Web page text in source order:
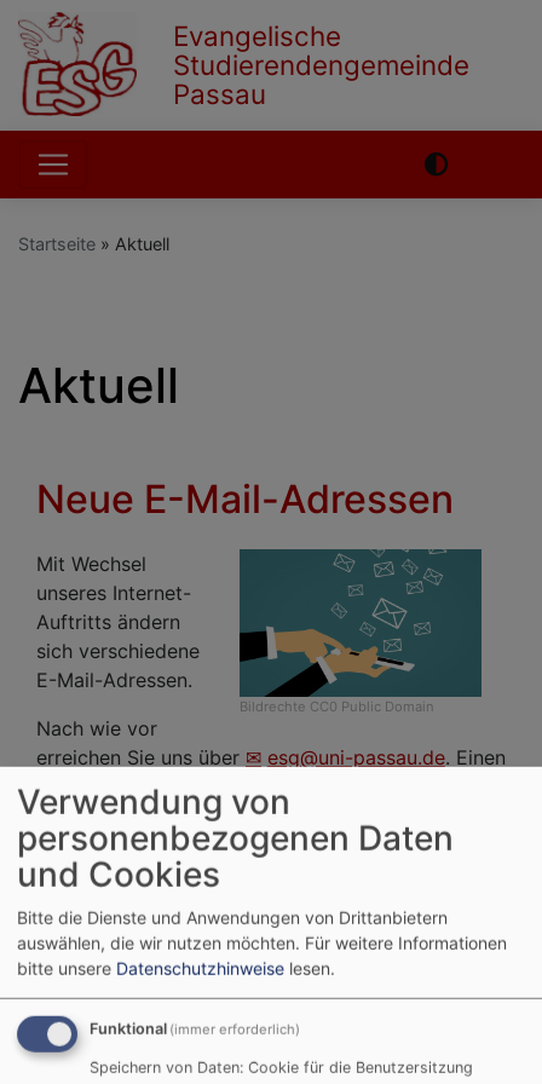
Direkt
zum
Inhalt
Evangelische
Studierendengemeinde
Passau
Hauptnavigation
Startseite Aktuell
Aktuell
Neue E-Mail-Adressen
Bildrechte CC0 Public Domain
Mit Wechsel
unseres Internet-
Auftritts ändern
sich verschiedene
E-Mail-Adressen.
Nach wie vor
erreichen Sie uns über
esg@uni-passau.de. Einen
Überblick über alle Kontaktmöglichkeiten finden
Sie unterhttps://esg-passau.de/team
Aktuell Kontakt
Herzlich Willkommen in
der ESG Passau !
Verwendung von
personenbezogenen Daten
und Cookies
Bitte die Dienste und Anwendungen von Drittanbietern
auswählen, die wir nutzen möchten. Für weitere Informationen
bitte unsere Datenschutzhinweise lesen.
Funktional (immer erforderlich)
Speichern von Daten: Cookie für die Benutzersitzung